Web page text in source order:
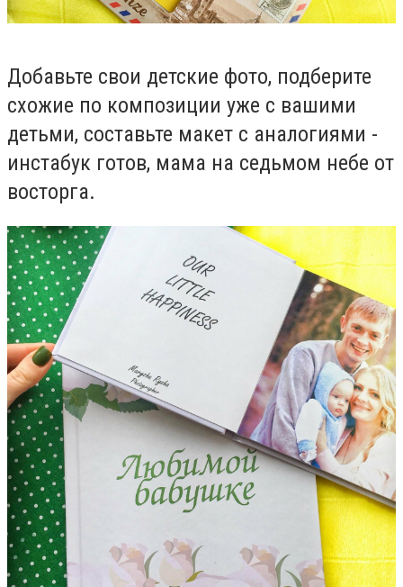
Добавьте свои детские фото, подберите
схожие по композиции уже с вашими
детьми, составьте макет с аналогиями -
инстабук готов, мама на седьмом небе от
восторга.